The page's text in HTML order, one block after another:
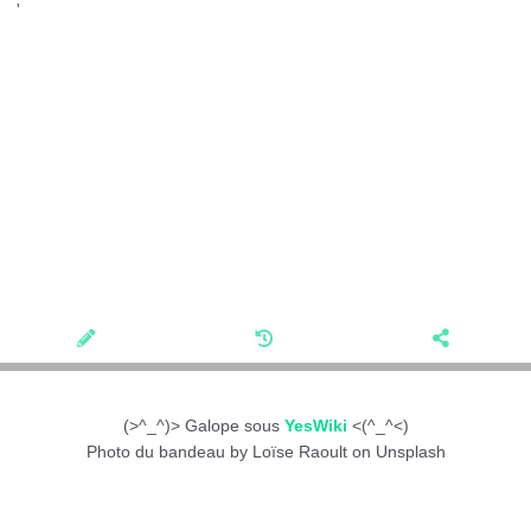
'
(>^_^)> Galope sous YesWiki <(^_^<)
Photo du bandeau by Loïse Raoult on Unsplash